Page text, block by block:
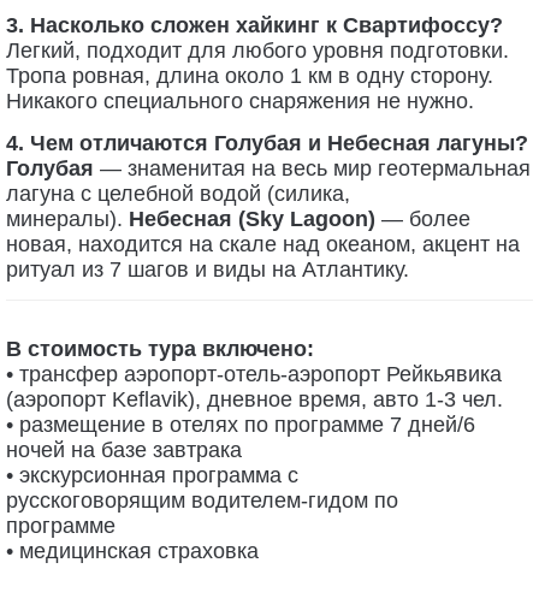
3. Насколько сложен хайкинг к Свартифоссу?
Легкий, подходит для любого уровня подготовки.
Тропа ровная, длина около 1 км в одну сторону.
Никакого специального снаряжения не нужно.
4. Чем отличаются Голубая и Небесная лагуны?
Голубая — знаменитая на весь мир геотермальная
лагуна с целебной водой (силика,
минералы). Небесная (Sky Lagoon) — более
новая, находится на скале над океаном, акцент на
ритуал из 7 шагов и виды на Атлантику.
В стоимость тура включено:
• трансфер аэропорт-отель-аэропорт Рейкьявика
(аэропорт Keﬂavik), дневное время, авто 1-3 чел.
• размещение в отелях по программе 7 дней/6
ночей на базе завтрака
• экскурсионная программа c
русскоговорящим водителем-гидом по
программе
• медицинская страховка